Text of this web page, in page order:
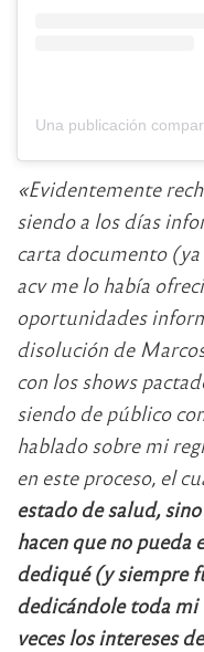
«Evidentemente
siendo a los días
carta documento (ya
acv me lo había
oportunidades
disolución de
con los shows
siendo de público
hablado sobre mi
en este proceso, el
estado de salud,
hacen que no pueda
dediqué (y siempre
dedicándole toda
veces los intereses